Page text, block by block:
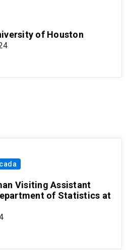
of Houston
Visiting Assistant
of Statistics at